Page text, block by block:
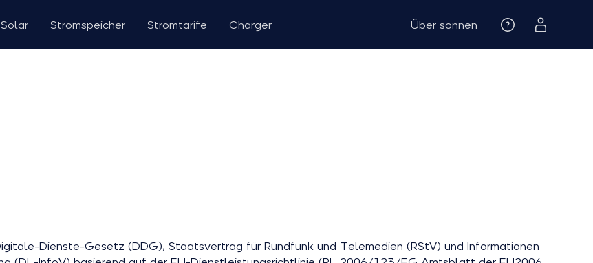
Solar Stromspeicher Stromtarife Charger Über sonnen
Dienste-Gesetz (DDG), Staatsvertrag für Rundfunk und Telemedien (RStV) und Informationen